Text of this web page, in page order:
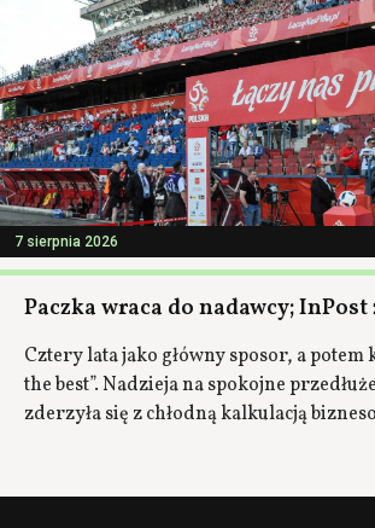
7 sierpnia 2026
Paczka wraca do nadawcy; InPost
Cztery lata jako główny sposor, a
the best”. Nadzieja na spokojne
zderzyła się z chłodną kalkulacją